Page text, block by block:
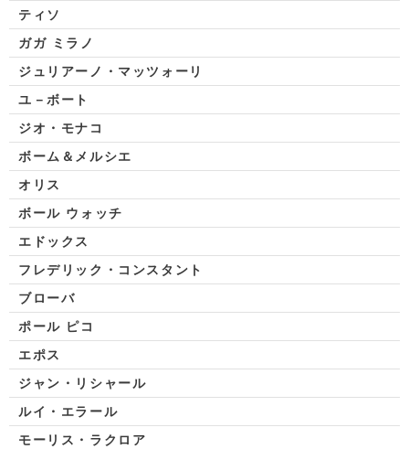
ティソ
ガガ ミラノ
ジュリアーノ・マッツォーリ
ユ－ボート
ジオ・モナコ
ボーム＆メルシエ
オリス
ボール ウォッチ
エドックス
フレデリック・コンスタント
ブローバ
ポール ピコ
エポス
ジャン・リシャール
ルイ・エラール
モーリス・ラクロア